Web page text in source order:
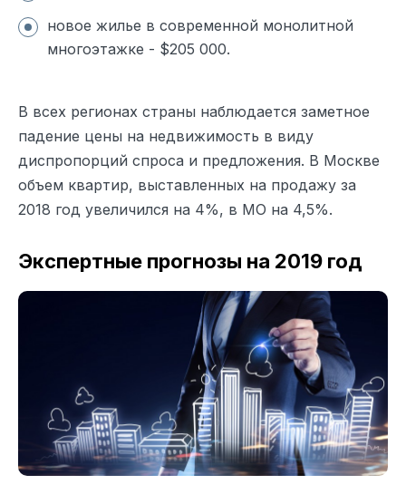
новое жилье в современной монолитной
многоэтажке - $205 000.
В всех регионах страны наблюдается заметное
падение цены на недвижимость в виду
диспропорций спроса и предложения. В Москве
объем квартир, выставленных на продажу за
2018 год увеличился на 4%, в МО на 4,5%.
Экспертные прогнозы на 2019 год